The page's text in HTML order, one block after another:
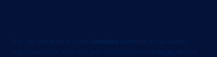
Tra i siti visitati ho trovato Nandida.com
che mi ha subito
impressionata, oltre che per il fornitissimo catalogo, anche